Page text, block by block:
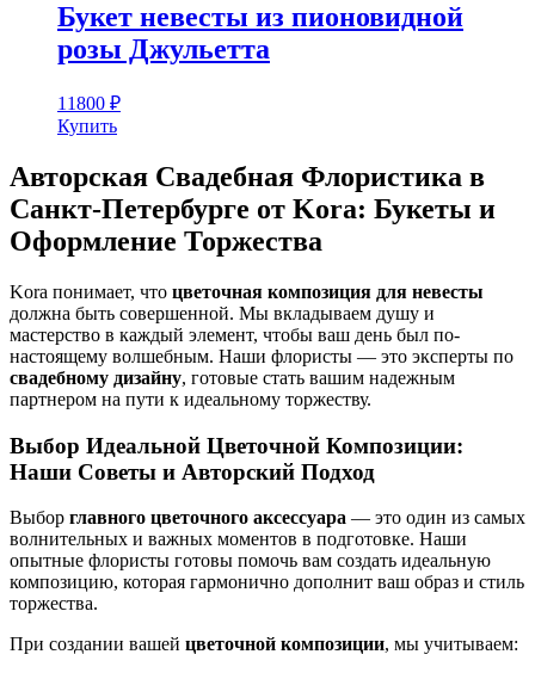
Букет невесты из пионовидной
розы Джульетта
11800 ₽
Купить
Авторская Свадебная Флористика в
Санкт-Петербурге от Kora: Букеты и
Оформление Торжества
Kora понимает, что цветочная композиция для невесты
должна быть совершенной. Мы вкладываем душу и
мастерство в каждый элемент, чтобы ваш день был по-
настоящему волшебным. Наши флористы — это эксперты по
свадебному дизайну, готовые стать вашим надежным
партнером на пути к идеальному торжеству.
Выбор Идеальной Цветочной Композиции:
Наши Советы и Авторский Подход
Выбор главного цветочного аксессуара — это один из самых
волнительных и важных моментов в подготовке. Наши
опытные флористы готовы помочь вам создать идеальную
композицию, которая гармонично дополнит ваш образ и стиль
торжества.
При создании вашей цветочной композиции, мы учитываем: